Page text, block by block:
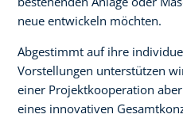
neue entwickeln möchten.
Abgestimmt auf ihre
Vorstellungen unterstützen
einer Projektkooperation
eines innovativen